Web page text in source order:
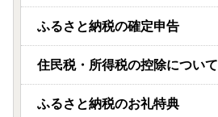
ふるさと納税の確定申告
住民税・所得税の控除について
ふるさと納税のお礼特典